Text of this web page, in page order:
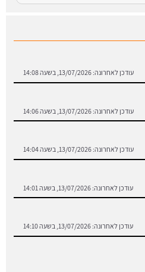
עודכן לאחרונה: 13/07/2026, בשעה 14:08
עודכן לאחרונה: 13/07/2026, בשעה 14:06
עודכן לאחרונה: 13/07/2026, בשעה 14:04
עודכן לאחרונה: 13/07/2026, בשעה 14:01
עודכן לאחרונה: 13/07/2026, בשעה 14:10